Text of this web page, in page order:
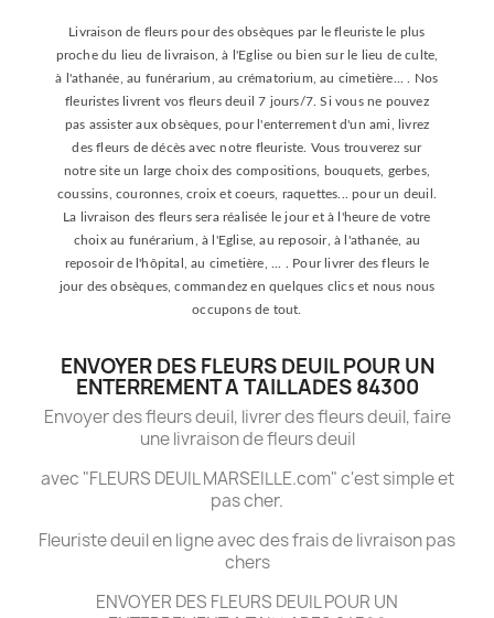
Livraison de fleurs pour des obsèques par le fleuriste le plus
proche du lieu de livraison, à l'Eglise ou bien sur le lieu de culte,
à l'athanée, au funérarium, au crématorium, au cimetière... . Nos
fleuristes livrent vos fleurs deuil 7 jours/7. Si vous ne pouvez
pas assister aux obsèques, pour l'enterrement d'un ami, livrez
des fleurs de décès avec notre fleuriste. Vous trouverez sur
notre site un large choix des compositions, bouquets, gerbes,
coussins, couronnes, croix et coeurs, raquettes... pour un deuil.
La livraison des fleurs sera réalisée le jour et à l'heure de votre
choix au funérarium, à l'Eglise, au reposoir, à l'athanée, au
reposoir de l'hôpital, au cimetière, ... . Pour livrer des fleurs le
jour des obsèques, commandez en quelques clics et nous nous
occupons de tout.
ENVOYER DES FLEURS DEUIL POUR UN
ENTERREMENT A TAILLADES 84300
Envoyer des fleurs deuil, livrer des fleurs deuil, faire
une livraison de fleurs deuil
avec "FLEURS DEUIL MARSEILLE.com" c'est simple et
pas cher.
Fleuriste deuil en ligne avec des frais de livraison pas
chers
ENVOYER DES FLEURS DEUIL POUR UN